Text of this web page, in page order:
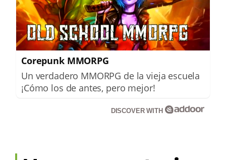
Corepunk MMORPG
Un verdadero MMORPG de la vieja escuela
¡Cómo los de antes, pero mejor!
DISCOVER WITH